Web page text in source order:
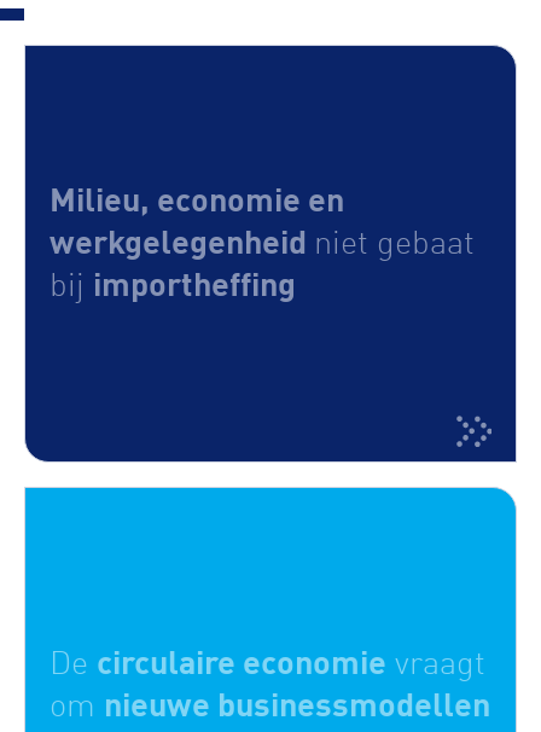
Milieu, economie en
werkgelegenheid niet gebaat
bij importheffing
De circulaire economie vraagt
om nieuwe businessmodellen